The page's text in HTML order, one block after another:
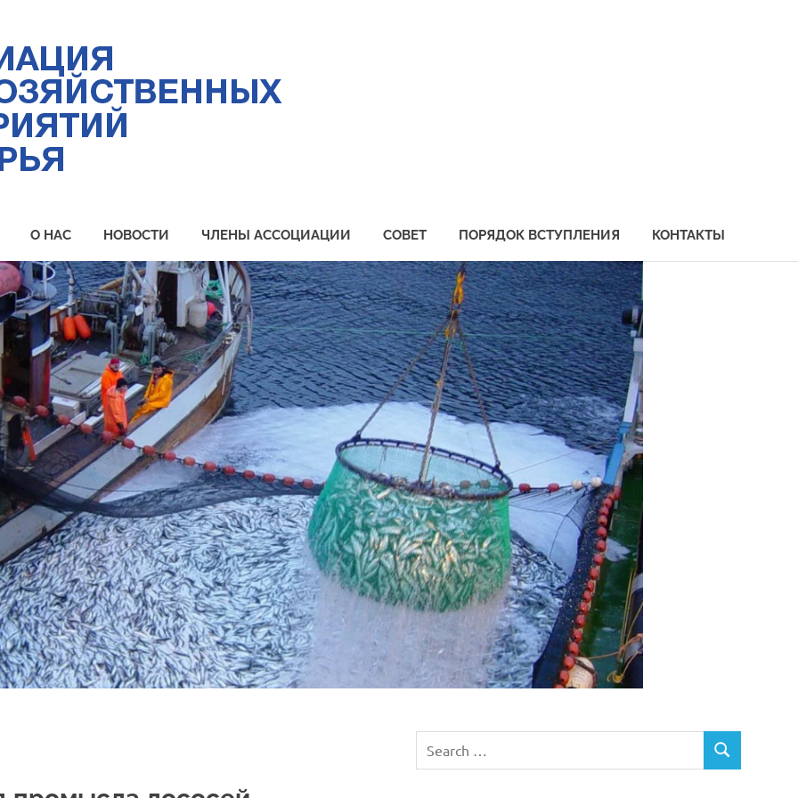
О НАС НОВОСТИ ЧЛЕНЫ АССОЦИАЦИИ СОВЕТ ПОРЯДОК ВСТУПЛЕНИЯ КОНТАКТЫ